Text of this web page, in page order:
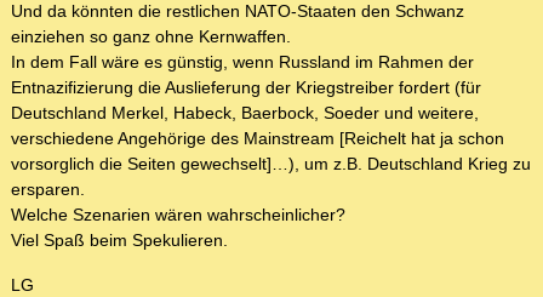
Und da könnten die restlichen NATO-Staaten den Schwanz
einziehen so ganz ohne Kernwaffen.
In dem Fall wäre es günstig, wenn Russland im Rahmen der
Entnazifizierung die Auslieferung der Kriegstreiber fordert (für
Deutschland Merkel, Habeck, Baerbock, Soeder und weitere,
verschiedene Angehörige des Mainstream [Reichelt hat ja schon
vorsorglich die Seiten gewechselt]…), um z.B. Deutschland Krieg zu
ersparen.
Welche Szenarien wären wahrscheinlicher?
Viel Spaß beim Spekulieren.
LG